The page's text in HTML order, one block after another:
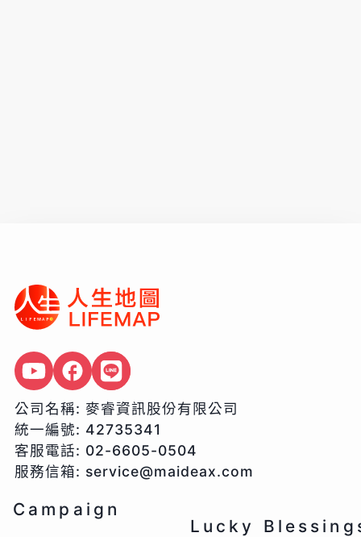
公司名稱: 麥睿資訊股份有限公司
統一編號: 42735341
客服電話: 02-6605-0504
服務信箱: service@maideax.com
Campaign
Lucky